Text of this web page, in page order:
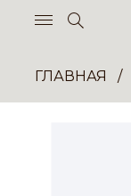
ГЛАВНАЯ